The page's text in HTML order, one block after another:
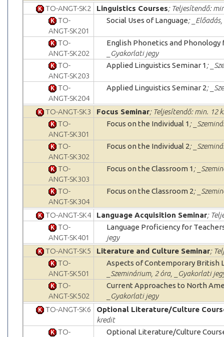
TO-ANGT-SK2 Linguistics Courses; Teljesítendő:
TO-
ANGT-SK201
Social Uses of Language;
TO-
ANGT-SK202
English Phonetics and Phonology
_Gyakorlati jegy
TO-
ANGT-SK203
Applied Linguistics Seminar 1;
TO-
ANGT-SK204
Applied Linguistics Seminar 2;
TO-ANGT-SK3 Focus Seminar; Teljesítendő: min. 12
TO-
ANGT-SK301
Focus on the Individual 1;
TO-
ANGT-SK302
Focus on the Individual 2;
TO-
ANGT-SK303
Focus on the Classroom 1;
TO-
ANGT-SK304
Focus on the Classroom 2;
TO-ANGT-SK4 Language Acquisition Seminar;
TO-
ANGT-SK401
Language Proficiency for
jegy
TO-ANGT-SK5
Literature and Culture Seminar;
TO-
ANGT-SK501
Aspects of Contemporary British
_Szeminárium, 2 óra, _Gyakorlati
TO-
ANGT-SK502
Current Approaches to North
_Gyakorlati jegy
TO-ANGT-SK6
Optional Literature/Culture
kredit
TO-
Optional Literature/Culture